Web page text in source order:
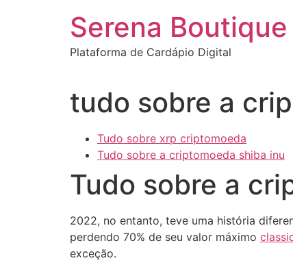
Serena
Plataforma de Cardápio Digital
tudo sobre a
Tudo sobre xrp criptomoeda
Tudo sobre a criptomoeda shiba inu
Tudo sobre a
2022, no entanto, teve uma história
perdendo 70% de seu valor máximo
exceção.